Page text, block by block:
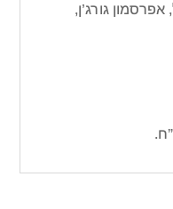
אפרסמון גורג’ן,